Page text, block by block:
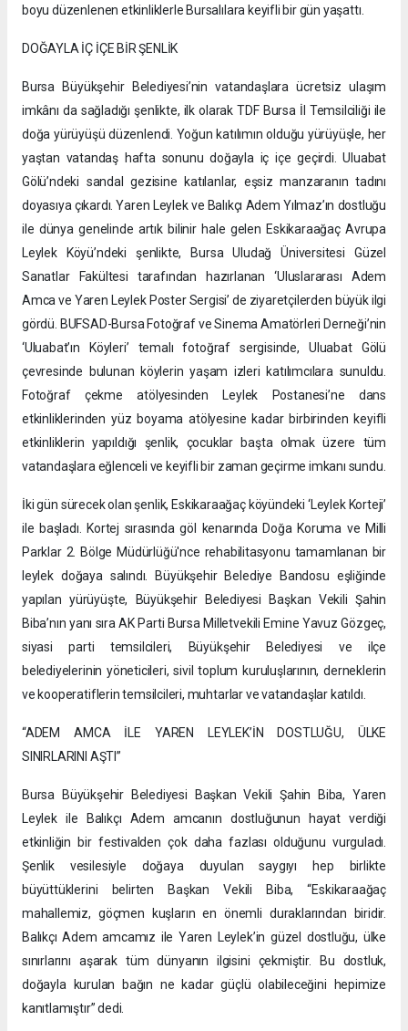
boyu düzenlenen etkinliklerle Bursalılara keyifli bir gün yaşattı.
DOĞAYLA İÇ İÇE BİR ŞENLİK
Bursa Büyükşehir Belediyesi’nin vatandaşlara ücretsiz ulaşım
imkânı da sağladığı şenlikte, ilk olarak TDF Bursa İl Temsilciliği ile
doğa yürüyüşü düzenlendi. Yoğun katılımın olduğu yürüyüşle, her
yaştan vatandaş hafta sonunu doğayla iç içe geçirdi. Uluabat
Gölü’ndeki sandal gezisine katılanlar, eşsiz manzaranın tadını
doyasıya çıkardı. Yaren Leylek ve Balıkçı Adem Yılmaz’ın dostluğu
ile dünya genelinde artık bilinir hale gelen Eskikaraağaç Avrupa
Leylek Köyü’ndeki şenlikte, Bursa Uludağ Üniversitesi Güzel
Sanatlar Fakültesi tarafından hazırlanan ‘Uluslararası Adem
Amca ve Yaren Leylek Poster Sergisi’ de ziyaretçilerden büyük ilgi
gördü. BUFSAD-Bursa Fotoğraf ve Sinema Amatörleri Derneği’nin
‘Uluabat’ın Köyleri’ temalı fotoğraf sergisinde, Uluabat Gölü
çevresinde bulunan köylerin yaşam izleri katılımcılara sunuldu.
Fotoğraf çekme atölyesinden Leylek Postanesi’ne dans
etkinliklerinden yüz boyama atölyesine kadar birbirinden keyifli
etkinliklerin yapıldığı şenlik, çocuklar başta olmak üzere tüm
vatandaşlara eğlenceli ve keyifli bir zaman geçirme imkanı sundu.
İki gün sürecek olan şenlik, Eskikaraağaç köyündeki ‘Leylek Korteji’
ile başladı. Kortej sırasında göl kenarında Doğa Koruma ve Milli
Parklar 2. Bölge Müdürlüğü'nce rehabilitasyonu tamamlanan bir
leylek doğaya salındı. Büyükşehir Belediye Bandosu eşliğinde
yapılan yürüyüşte, Büyükşehir Belediyesi Başkan Vekili Şahin
Biba’nın yanı sıra AK Parti Bursa Milletvekili Emine Yavuz Gözgeç,
siyasi parti temsilcileri, Büyükşehir Belediyesi ve ilçe
belediyelerinin yöneticileri, sivil toplum kuruluşlarının, derneklerin
ve kooperatiflerin temsilcileri, muhtarlar ve vatandaşlar katıldı.
“ADEM AMCA İLE YAREN LEYLEK’İN DOSTLUĞU, ÜLKE
SINIRLARINI AŞTI”
Bursa Büyükşehir Belediyesi Başkan Vekili Şahin Biba, Yaren
Leylek ile Balıkçı Adem amcanın dostluğunun hayat verdiği
etkinliğin bir festivalden çok daha fazlası olduğunu vurguladı.
Şenlik vesilesiyle doğaya duyulan saygıyı hep birlikte
büyüttüklerini belirten Başkan Vekili Biba, “Eskikaraağaç
mahallemiz, göçmen kuşların en önemli duraklarından biridir.
Balıkçı Adem amcamız ile Yaren Leylek’in güzel dostluğu, ülke
sınırlarını aşarak tüm dünyanın ilgisini çekmiştir. Bu dostluk,
doğayla kurulan bağın ne kadar güçlü olabileceğini hepimize
kanıtlamıştır” dedi.